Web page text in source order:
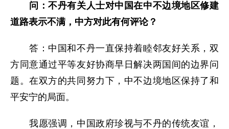
问：不丹有关人士对中国在中不边境地区修建
道路表示不满，中方对此有何评论？
答：中国和不丹一直保持着睦邻友好关系，双
方同意通过平等友好协商早日解决两国间的边界问
题。在双方的共同努力下，中不边境地区保持了和
平安宁的局面。
我愿强调，中国政府珍视与不丹的传统友谊，